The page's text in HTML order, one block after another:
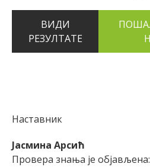
ВИДИ
РЕЗУЛТАТЕ
Наставник
Јасмина Арсић
Провера знања је објављена: